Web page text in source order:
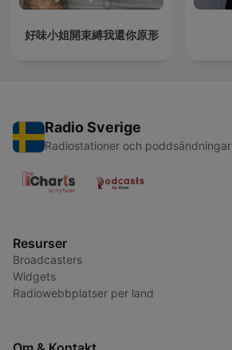
好味小姐開束縛我還你原形
Radio Sverige
Radiostationer och poddsändningar
Resurser
Broadcasters
Widgets
Radiowebbplatser per land